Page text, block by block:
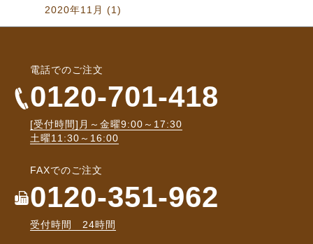
2020年11月 (1)
電話でのご注文
0120-701-418
[受付時間]月～金曜9:00～17:30
土曜11:30～16:00
FAXでのご注文
0120-351-962
受付時間 24時間